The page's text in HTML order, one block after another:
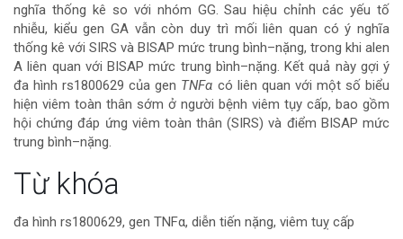
nghĩa thống kê so với nhóm GG. Sau hiệu chỉnh các yếu tố
nhiễu, kiểu gen GA vẫn còn duy trì mối liên quan có ý nghĩa
thống kê với SIRS và BISAP mức trung bình–nặng, trong khi alen
A liên quan với BISAP mức trung bình–nặng. Kết quả này gợi ý
đa hình rs1800629 của gen TNFα có liên quan với một số biểu
hiện viêm toàn thân sớm ở người bệnh viêm tụy cấp, bao gồm
hội chứng đáp ứng viêm toàn thân (SIRS) và điểm BISAP mức
trung bình–nặng.
Chi
tiết
Từ khóa
đa hình rs1800629, gen TNFα, diễn tiến nặng, viêm tuỵ cấp